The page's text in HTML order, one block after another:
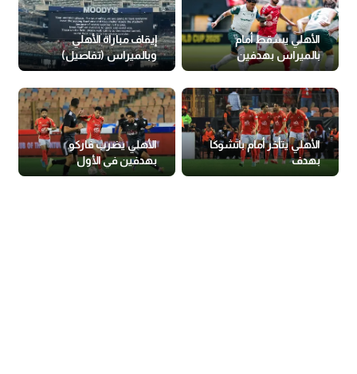
الأهلي يسقط أمام
بالميراس بهدفين
إيقاف مباراة الأهلي
وبالميراس (تفاصيل)
الأهلي يتأخر أمام باتشوكا
بهدف
الأهلي يضرب فاركو
بهدفين في الأول